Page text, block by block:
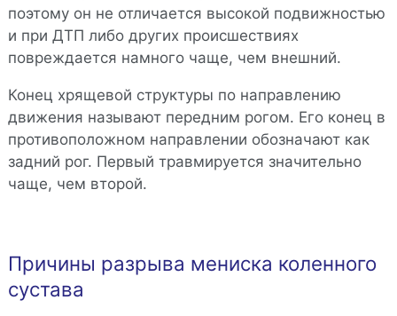
поэтому он не отличается высокой подвижностью
и при ДТП либо других происшествиях
повреждается намного чаще, чем внешний.
Конец хрящевой структуры по направлению
движения называют передним рогом. Его конец в
противоположном направлении обозначают как
задний рог. Первый травмируется значительно
чаще, чем второй.
Причины разрыва мениска коленного
сустава